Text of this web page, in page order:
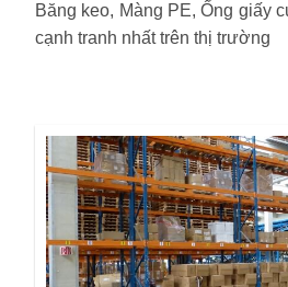
Băng keo, Màng PE, Ống giấy
cạnh tranh nhất trên thị trường